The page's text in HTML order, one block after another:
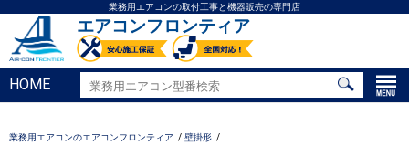
業務用エアコンの取付工事と機器販売の専門店
エアコンフロンティア
HOME
業務用エアコンのエアコンフロンティア
壁掛形